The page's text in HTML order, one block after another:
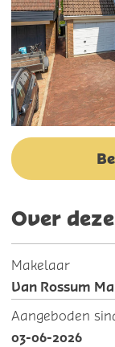
Over
Makelaar
Van Rossum
Aangeboden
03-06-2026